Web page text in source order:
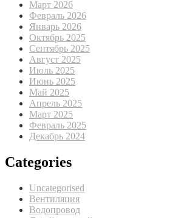
Март 2026
Февраль 2026
Январь 2026
Октябрь 2025
Сентябрь 2025
Август 2025
Июль 2025
Июнь 2025
Май 2025
Апрель 2025
Март 2025
Февраль 2025
Декабрь 2024
Categories
Uncategorised
Вентиляция
Водопровод